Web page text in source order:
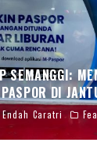
SEMANGGI:
PASPOR DI
Endah Caratri